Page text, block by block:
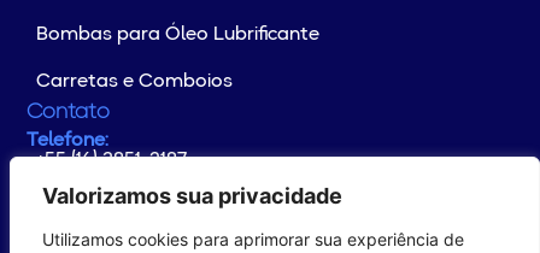
Valorizamos sua privacidade
Utilizamos cookies para aprimorar sua experiência de
Bombas para Óleo Lubrificante
Carretas e Comboios
Contato
Telefone:
+55 (16) 3851-2187
Whatsapp:
+55 (16) 99176-4133
Endereço:
Rodovia Altino Arantes Km 102